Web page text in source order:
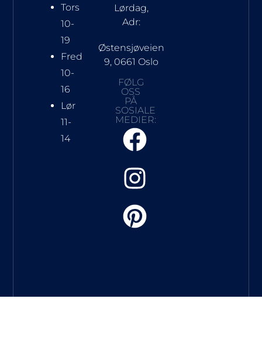
Tors
10-
19
Fred
10-
16
Lør
11-
14
Lørdag,
Adr:
Østensjøveien
9, 0661 Oslo
FØLG
OSS
PÅ
SOSIALE
MEDIER: